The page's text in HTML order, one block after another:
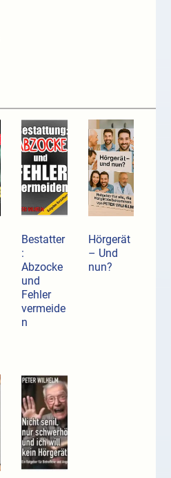
Bestatter
:
Abzocke
und
Fehler
vermeide
n
Hörgerät
– Und
nun?